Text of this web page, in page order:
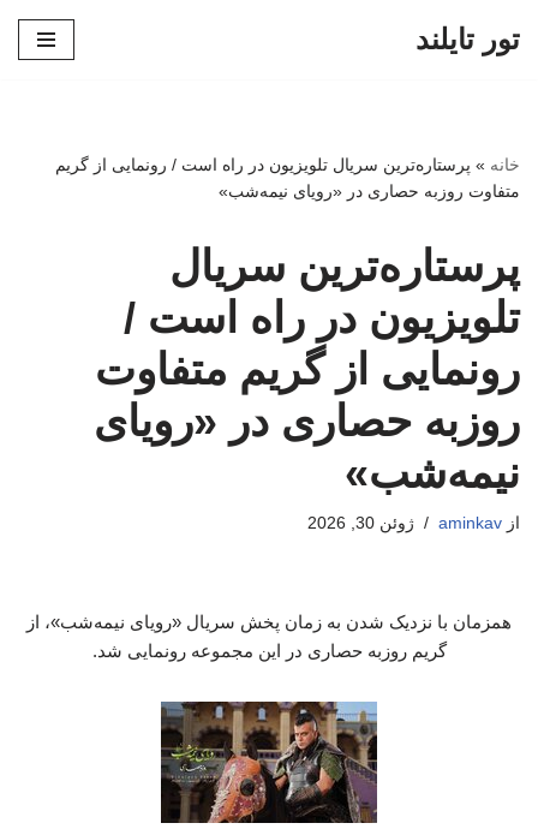
تور تایلند
خانه » پرستاره‌ترین سریال تلویزیون در راه است / رونمایی از گریم
متفاوت روزبه حصاری در «رویای نیمه‌شب»
پرستاره‌ترین سریال
تلویزیون در راه است /
رونمایی از گریم متفاوت
روزبه حصاری در «رویای
نیمه‌شب»
از aminkav ژوئن 30, 2026
همزمان با نزدیک شدن به زمان پخش سریال «رویای نیمه‌شب»، از
گریم روزبه حصاری در این مجموعه رونمایی شد.